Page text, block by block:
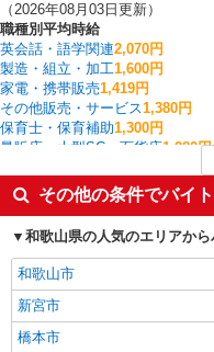
（2026年08月03日更新）
職種別平均時給
英会話・語学関連2,070円
製造・組立・加工1,600円
家電・携帯販売1,419円
その他販売・サービス1,380円
保育士・保育補助1,300円
量販店・大型SC・百貨店1,280円
施設警備・交通誘導警備・駐車
介護職・ヘルパー1,221円
ファストフード・デリ
1,203円
ホテル・ブライダル・葬祭1,200円
岩出市の他の職種の平均時給を見
その他の条件でバイ
和歌山県の人気のエリアか
和歌山市
新宮市
橋本市